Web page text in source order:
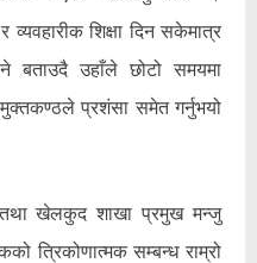
व्यवहारीक शिक्षा दिन सकेमात्र
बताउदै उहाँले छोटो समयमा
मुक्तकण्ठले प्रशंसा समेत गर्नुभयो
तथा खेलकुद शाखा प्रमुख मन्जु
त्रिकोणात्मक सम्बन्ध राम्रो